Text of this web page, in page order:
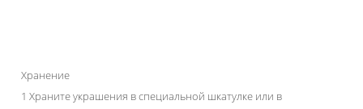
Хранение
1 Храните украшения в специальной шкатулке или в